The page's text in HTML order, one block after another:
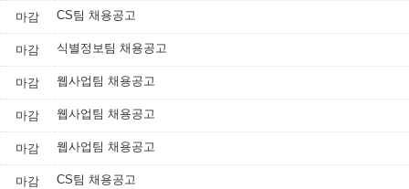
마감 CS팀 채용공고
마감 식별정보팀 채용공고
마감 웹사업팀 채용공고
마감 웹사업팀 채용공고
마감 웹사업팀 채용공고
마감 CS팀 채용공고